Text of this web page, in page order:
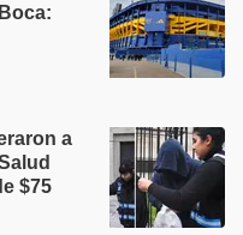
a
$75